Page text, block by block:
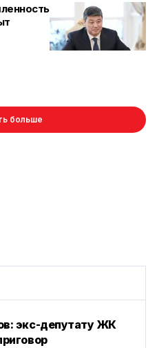
больше
экс-депутату ЖК